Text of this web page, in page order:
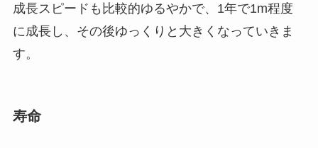
成長スピードも比較的ゆるやかで、1年で1m程度
に成長し、その後ゆっくりと大きくなっていきま
す。
寿命